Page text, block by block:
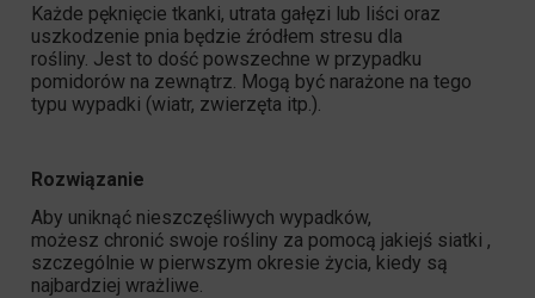
Każde pęknięcie tkanki, utrata gałęzi lub liści oraz
uszkodzenie pnia będzie źródłem stresu dla
rośliny. Jest to dość powszechne w przypadku
pomidorów na zewnątrz. Mogą być narażone na tego
typu wypadki (wiatr, zwierzęta itp.).
Rozwiązanie
Aby uniknąć nieszczęśliwych wypadków,
możesz chronić swoje rośliny za pomocą jakiejś siatki ,
szczególnie w pierwszym okresie życia, kiedy są
najbardziej wrażliwe.